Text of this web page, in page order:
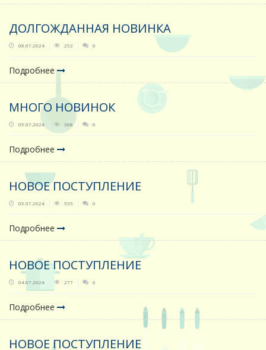
ДОЛГОЖДАННАЯ НОВИНКА
08.07.2024 252 0
Подробнее
МНОГО НОВИНОК
05.07.2024 308 0
Подробнее
НОВОЕ ПОСТУПЛЕНИЕ
05.07.2024 555 0
Подробнее
НОВОЕ ПОСТУПЛЕНИЕ
04.07.2024 277 0
Подробнее
НОВОЕ ПОСТУПЛЕНИЕ